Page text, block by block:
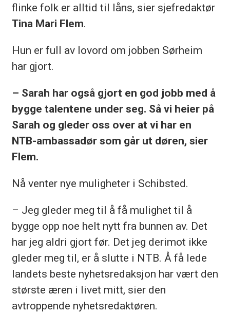
flinke folk er alltid til låns, sier sjefredaktør
Tina Mari Flem.
Hun er full av lovord om jobben Sørheim
har gjort.
– Sarah har også gjort en god jobb med å
bygge talentene under seg. Så vi heier på
Sarah og gleder oss over at vi har en
NTB-ambassadør som går ut døren, sier
Flem.
Nå venter nye muligheter i Schibsted.
– Jeg gleder meg til å få mulighet til å
bygge opp noe helt nytt fra bunnen av. Det
har jeg aldri gjort før. Det jeg derimot ikke
gleder meg til, er å slutte i NTB. Å få lede
landets beste nyhetsredaksjon har vært den
største æren i livet mitt, sier den
avtroppende nyhetsredaktøren.